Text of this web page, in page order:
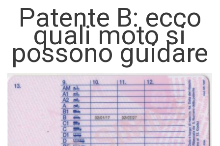
SERVIZI
CORSI PATENTE
CORSI PROFESSIONALI
PERCHÉ SCEGLIERCI
Patente B: ecco
quali moto si
possono guidare